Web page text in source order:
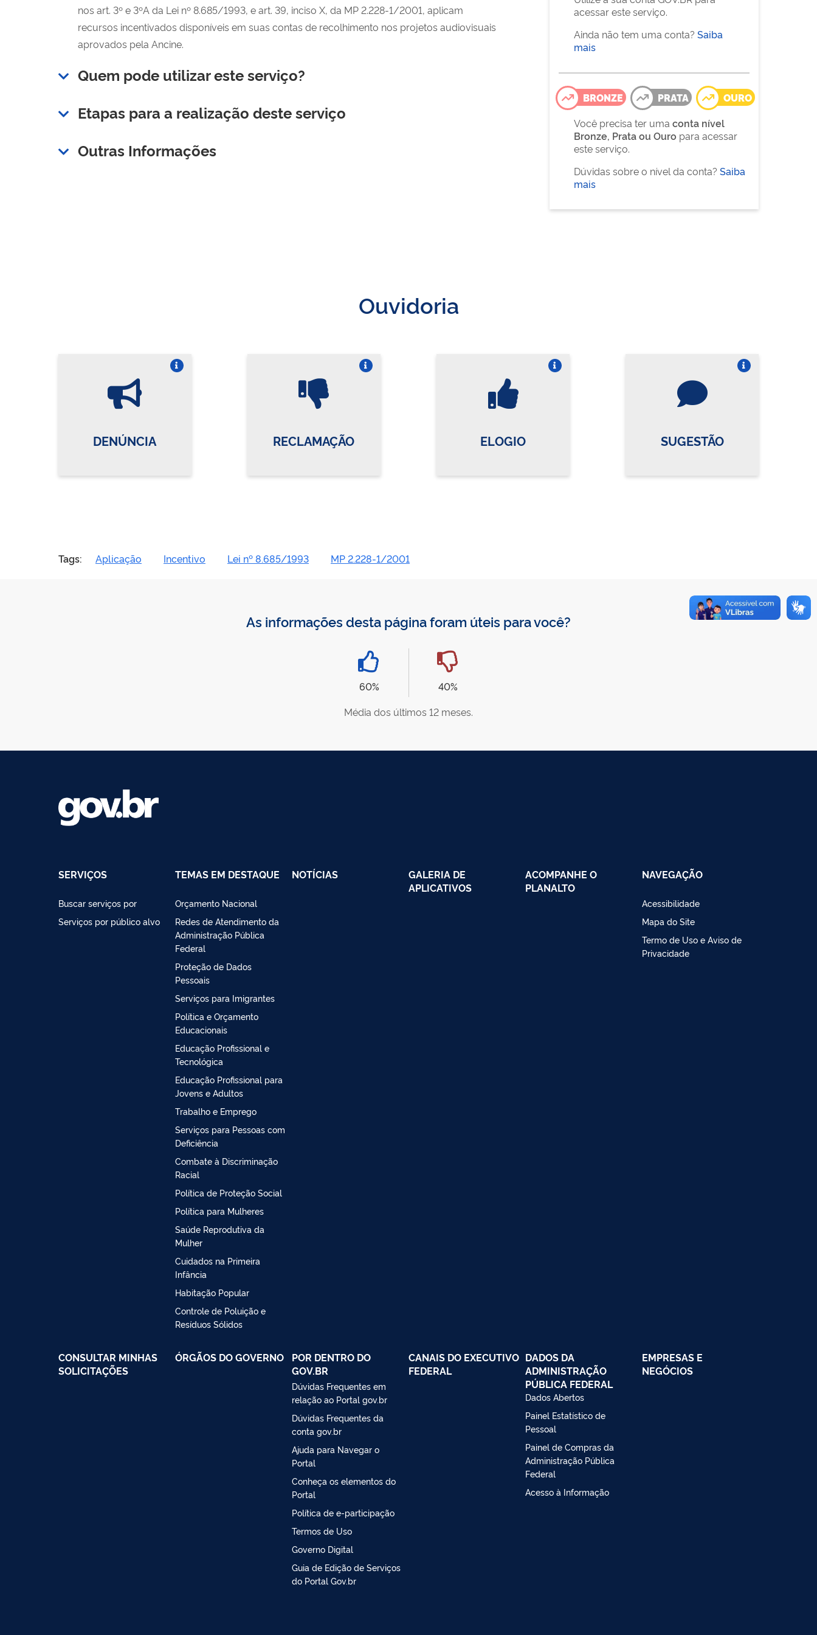
nos art. 3º e 3ºA da Lei nº 8.685/1993, e art. 39, inciso X, da MP 2.228-1/2001, aplicam
recursos incentivados disponíveis em suas contas de recolhimento nos projetos audiovisuais
aprovados pela Ancine.
Quem pode utilizar este serviço?
Etapas para a realização deste serviço
Outras Informações
acessar este serviço.
Ainda não tem uma conta? Saiba
mais
BRONZE PRATA
OURO
Você precisa ter uma conta nível
Bronze, Prata ou Ouro para acessar
este serviço.
Dúvidas sobre o nível da conta? Saiba
mais
Ouvidoria
DENÚNCIA RECLAMAÇÃO ELOGIO SUGESTÃO
Tags: Aplicação Incentivo Lei nº 8.685/1993 MP 2.228-1/2001
As informações desta página foram úteis para você?
60%
40%
Média dos últimos 12 meses.
SERVIÇOS
Buscar serviços por
Serviços por público alvo
TEMAS EM DESTAQUE
Orçamento Nacional
Redes de Atendimento da
Administração Pública
Federal
Proteção de Dados
Pessoais
Serviços para Imigrantes
Política e Orçamento
Educacionais
Educação Profissional e
Tecnológica
Educação Profissional para
Jovens e Adultos
Trabalho e Emprego
Serviços para Pessoas com
Deficiência
Combate à Discriminação
Racial
Política de Proteção Social
Política para Mulheres
Saúde Reprodutiva da
Mulher
Cuidados na Primeira
Infância
Habitação Popular
Controle de Poluição e
Resíduos Sólidos
NOTÍCIAS
GALERIA DE
APLICATIVOS
ACOMPANHE O
PLANALTO
NAVEGAÇÃO
Acessibilidade
Mapa do Site
Termo de Uso e Aviso de
Privacidade
CONSULTAR MINHAS
SOLICITAÇÕES
ÓRGÃOS DO GOVERNO
POR DENTRO DO
GOV.BR
Dúvidas Frequentes em
relação ao Portal gov.br
Dúvidas Frequentes da
conta gov.br
Ajuda para Navegar o
Portal
Conheça os elementos do
Portal
Política de e-participação
Termos de Uso
Governo Digital
Guia de Edição de Serviços
do Portal Gov.br
CANAIS DO EXECUTIVO
FEDERAL
DADOS DA
ADMINISTRAÇÃO
PÚBLICA FEDERAL
Dados Abertos
Painel Estatístico de
Pessoal
Painel de Compras da
Administração Pública
Federal
Acesso à Informação
EMPRESAS E
NEGÓCIOS